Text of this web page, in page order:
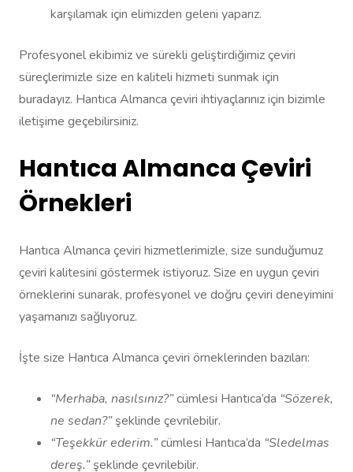
karşılamak için elimizden geleni yaparız.
Profesyonel ekibimiz ve sürekli geliştirdiğimiz çeviri
süreçlerimizle size en kaliteli hizmeti sunmak için
buradayız. Hantıca Almanca çeviri ihtiyaçlarınız için bizimle
iletişime geçebilirsiniz.
Hantıca Almanca Çeviri
Örnekleri
Hantıca Almanca çeviri hizmetlerimizle, size sunduğumuz
çeviri kalitesini göstermek istiyoruz. Size en uygun çeviri
örneklerini sunarak, profesyonel ve doğru çeviri deneyimini
yaşamanızı sağlıyoruz.
İşte size Hantıca Almanca çeviri örneklerinden bazıları:
“Merhaba, nasılsınız?”cümlesi Hantıca’da “Sözerek,
ne sedan?”şeklinde çevrilebilir.
“Teşekkür ederim.”cümlesi Hantıca’da “Sledelmas
dereş.”şeklinde çevrilebilir.